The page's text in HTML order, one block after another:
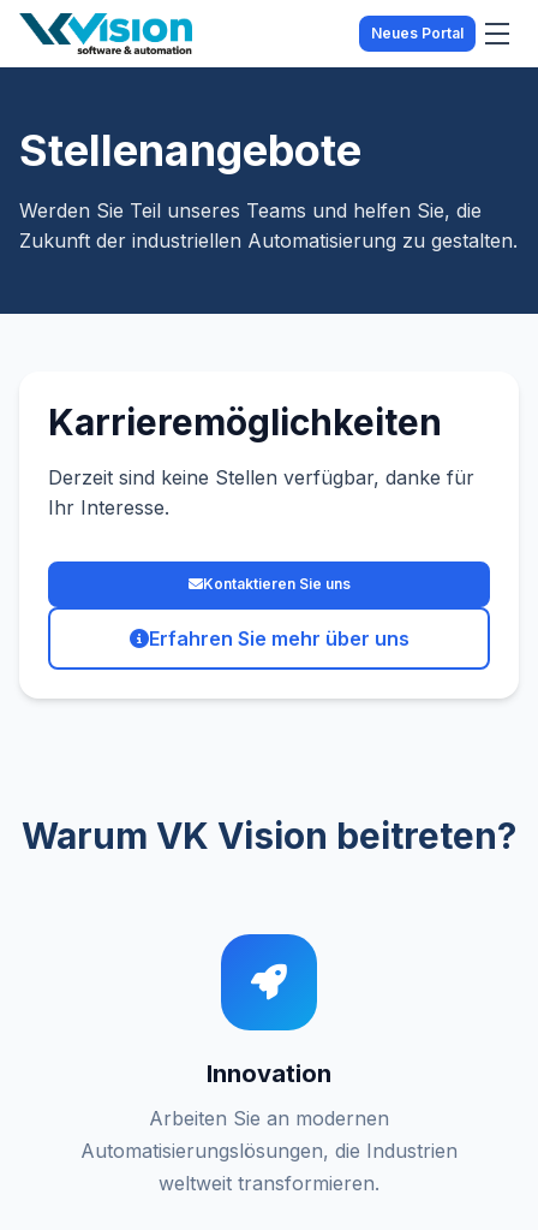
Neues Portal
Stellenangebote
Werden Sie Teil unseres Teams und helfen Sie, die
Zukunft der industriellen Automatisierung zu gestalten.
Karrieremöglichkeiten
Derzeit sind keine Stellen verfügbar, danke für
Ihr Interesse.
Kontaktieren Sie uns
Erfahren Sie mehr über uns
Warum VK Vision beitreten?
Innovation
Arbeiten Sie an modernen
Automatisierungslösungen, die Industrien
weltweit transformieren.